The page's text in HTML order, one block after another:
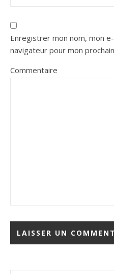
Enregistrer mon nom, mon
navigateur pour mon
Commentaire